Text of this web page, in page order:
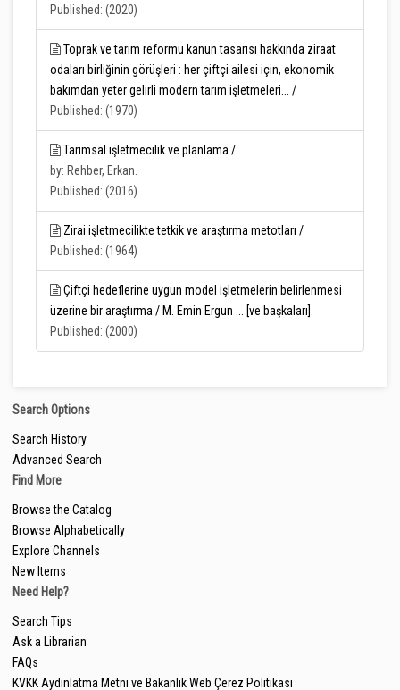
Published: (2020)
Toprak ve tarım reformu kanun tasarısı hakkında ziraat
odaları birliğinin görüşleri : her çiftçi ailesi için, ekonomik
bakımdan yeter gelirli modern tarım işletmeleri... /
Published: (1970)
Tarımsal işletmecilik ve planlama /
by: Rehber, Erkan.
Published: (2016)
Zirai işletmecilikte tetkik ve araştırma metotları /
Published: (1964)
Çiftçi hedeflerine uygun model işletmelerin belirlenmesi
üzerine bir araştırma / M. Emin Ergun ... [ve başkaları].
Published: (2000)
Search Options
Search History
Advanced Search
Find More
Browse the Catalog
Browse Alphabetically
Explore Channels
New Items
Need Help?
Search Tips
Ask a Librarian
FAQs
KVKK Aydınlatma Metni ve Bakanlık Web Çerez Politikası